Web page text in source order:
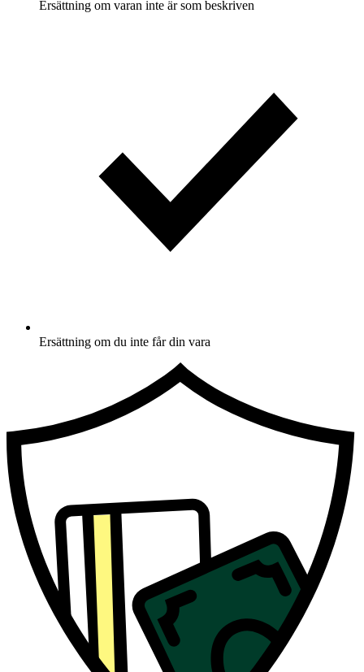
Ersättning om varan inte är som beskriven
Ersättning om du inte får din vara